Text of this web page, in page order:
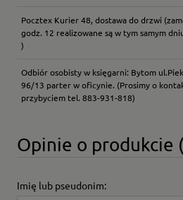
Pocztex Kurier 48, dostawa do drzwi
godz. 12 realizowane są w tym samym
)
Odbiór osobisty w księgarni: Bytom
96/13 parter w oficynie. (Prosimy o
przybyciem tel. 883-931-818)
Opinie o produkcie
Imię lub pseudonim: